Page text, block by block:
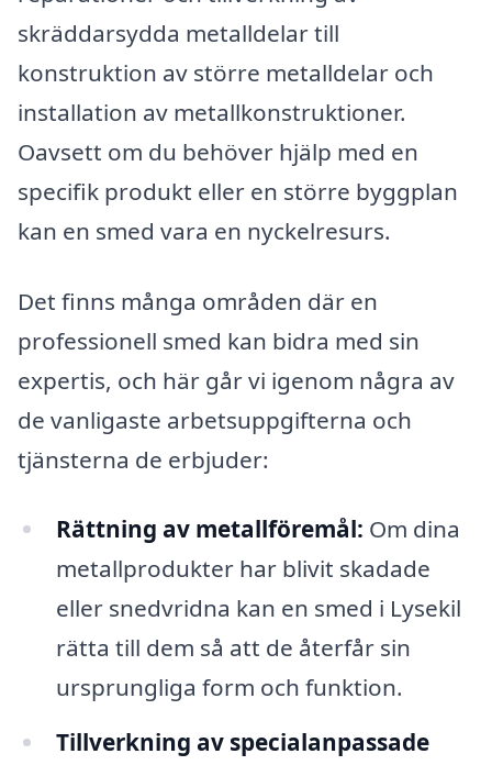
skräddarsydda metalldelar till
konstruktion av större metalldelar och
installation av metallkonstruktioner.
Oavsett om du behöver hjälp med en
specifik produkt eller en större byggplan
kan en smed vara en nyckelresurs.
Det finns många områden där en
professionell smed kan bidra med sin
expertis, och här går vi igenom några av
de vanligaste arbetsuppgifterna och
tjänsterna de erbjuder:
Rättning av metallföremål: Om dina
metallprodukter har blivit skadade
eller snedvridna kan en smed i Lysekil
rätta till dem så att de återfår sin
ursprungliga form och funktion.
Tillverkning av specialanpassade